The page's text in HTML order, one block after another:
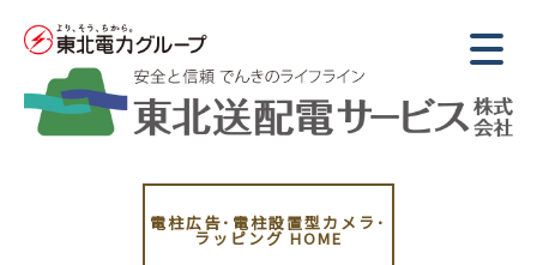
電柱広告･電柱設置型カメラ･
ラッピングHOME